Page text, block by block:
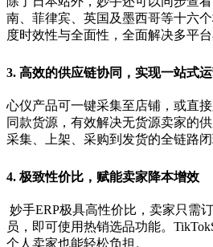
南、菲律宾、英国及墨西哥等十六
度时效性与全面性，全面解决多平台
3. 高效的供应链协同，实现一站式
心仪产品可一键采集至店铺，或直
同款货源，有效解决无货源卖家的
采集、上架、采购到发货的全链路闭
4. 极致性价比，赋能卖家降本增效
妙手ERP极具高性价比，卖家只需
员，即可使用热销选品功能。
个人卖家也能轻松负担。